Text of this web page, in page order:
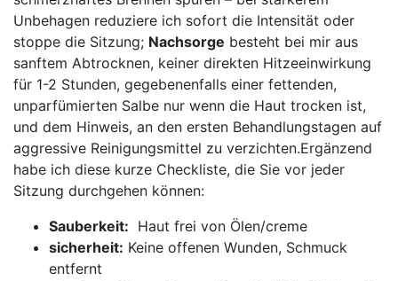
Unbehagen reduziere ⁣ich sofort die ‍Intensität oder
stoppe die‌ Sitzung; Nachsorge ⁤besteht bei mir​ aus
sanftem Abtrocknen,​ keiner direkten Hitzeeinwirkung​
für 1-2 ⁤Stunden, gegebenenfalls einer ​fettenden,
unparfümierten‌ Salbe nur⁣ wenn die Haut trocken⁤ ist,
⁣und⁢ dem⁤ Hinweis, an den ersten ⁤Behandlungstagen auf
aggressive‌ Reinigungsmittel zu verzichten.Ergänzend
⁤habe ich diese kurze Checkliste, die Sie ⁤vor jeder
Sitzung durchgehen​ können:‍
Sauberkeit: ⁤ Haut frei von Ölen/creme
sicherheit: Keine​ offenen ⁣Wunden, Schmuck
entfernt